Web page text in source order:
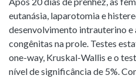
eutanásia, laparotomia e
desenvolvimento intrauterino e
congênitas na prole. Testes
one-way, Kruskal-Wallis e o
nível de significância de 5%.